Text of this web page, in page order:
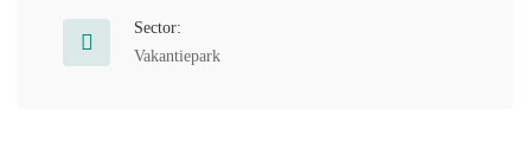
Sector:
Vakantiepark